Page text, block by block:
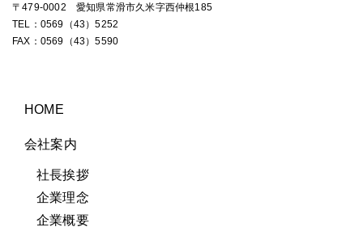
〒479-0002 愛知県常滑市久米字西仲根185
TEL： 0569（43）5252
FAX：0569（43）5590
HOME
会社案内
社長挨拶
企業理念
企業概要